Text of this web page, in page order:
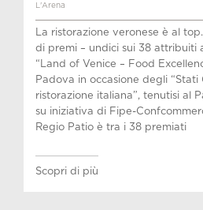
L'Arena
La ristorazione veronese è al
di premi – undici sui 38 attribuiti
“Land of Venice – Food
Padova in occasione degli “Stati
ristorazione italiana”, tenutisi al
su iniziativa di Fipe-
Regio Patio è tra i 38 premiati
Scopri di più